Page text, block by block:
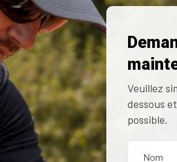
Veuillez
dessous
possible.